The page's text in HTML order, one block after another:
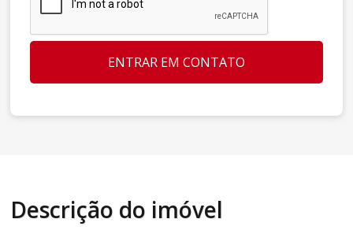
ENTRAR EM CONTATO
Descrição do imóvel